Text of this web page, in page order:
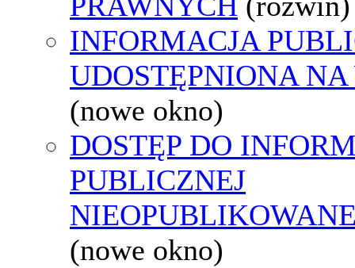
INFORMACJA
UDOSTĘPNIONA
(nowe okno)
DOSTĘP DO
PUBLICZNEJ
(nowe okno)